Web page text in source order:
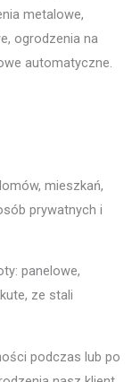
metalowe,
ogrodzenia na
automatyczne.
mieszkań,
prywatnych i
panelowe,
ze stali
podczas lub po